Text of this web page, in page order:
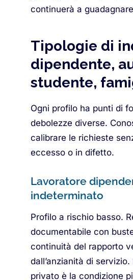
continuerà a
Tipologie di
dipendente,
studente,
Ogni profilo ha punti di
debolezze diverse.
calibrare le richieste
eccesso o in difetto.
Lavoratore
indeterminato
Profilo a rischio basso.
documentabile con
continuità del rapporto
dall’anzianità di
privato è la condizione